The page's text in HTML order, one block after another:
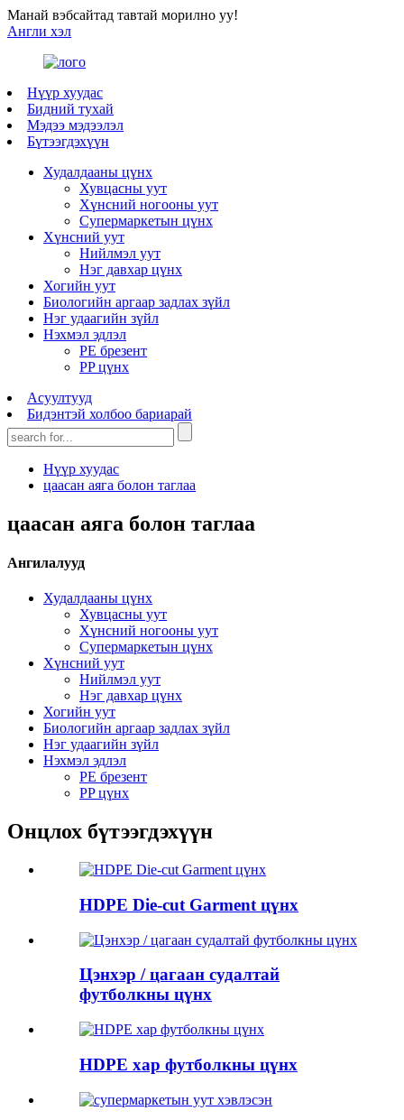
Манай вэбсайтад тавтай морилно уу!
Англи хэл
Нүүр хуудас
Бидний тухай
Мэдээ мэдээлэл
Бүтээгдэхүүн
Худалдааны цүнх
Хувцасны уут
Хүнсний ногооны уут
Супермаркетын цүнх
Хүнсний уут
Нийлмэл уут
Нэг давхар цүнх
Хогийн уут
Биологийн аргаар задлах зүйл
Нэг удаагийн зүйл
Нэхмэл эдлэл
PE брезент
PP цүнх
Асуултууд
Бидэнтэй холбоо бариарай
Нүүр хуудас
цаасан аяга болон таглаа
цаасан аяга болон таглаа
Ангилалууд
Худалдааны цүнх
Хувцасны уут
Хүнсний ногооны уут
Супермаркетын цүнх
Хүнсний уут
Нийлмэл уут
Нэг давхар цүнх
Хогийн уут
Биологийн аргаар задлах зүйл
Нэг удаагийн зүйл
Нэхмэл эдлэл
PE брезент
PP цүнх
Онцлох бүтээгдэхүүн
HDPE Die-cut Garment цүнх
Цэнхэр / цагаан судалтай
футболкны цүнх
HDPE хар футболкны цүнх